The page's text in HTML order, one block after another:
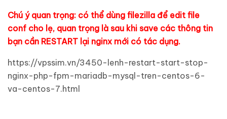
Chú ý quan trọng: có thể dùng filezilla để edit file
conf cho lẹ, quan trọng là sau khi save các thông tin
bạn cần RESTART lại nginx mới có tác dụng.
https://vpssim.vn/3450-lenh-restart-start-stop-
nginx-php-fpm-mariadb-mysql-tren-centos-6-
va-centos-7.html